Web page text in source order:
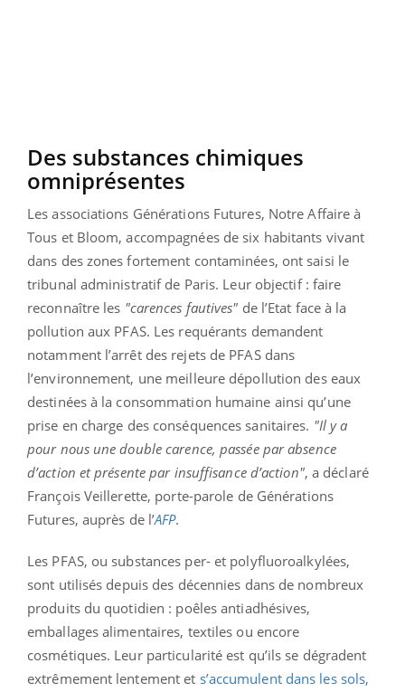
Des substances chimiques
omniprésentes
Les associations Générations Futures, Notre Affaire à
Tous et Bloom, accompagnées de six habitants vivant
dans des zones fortement contaminées, ont saisi le
tribunal administratif de Paris. Leur objectif : faire
reconnaître les "carences fautives" de l’Etat face à la
pollution aux PFAS. Les requérants demandent
notamment l’arrêt des rejets de PFAS dans
l’environnement, une meilleure dépollution des eaux
destinées à la consommation humaine ainsi qu’une
prise en charge des conséquences sanitaires. "Il y a
pour nous une double carence, passée par absence
d’action et présente par insuffisance d’action", a déclaré
François Veillerette, porte-parole de Générations
Futures, auprès de l’AFP.
Les PFAS, ou substances per- et polyfluoroalkylées,
sont utilisés depuis des décennies dans de nombreux
produits du quotidien : poêles antiadhésives,
emballages alimentaires, textiles ou encore
cosmétiques. Leur particularité est qu’ils se dégradent
extrêmement lentement et s’accumulent dans les sols,